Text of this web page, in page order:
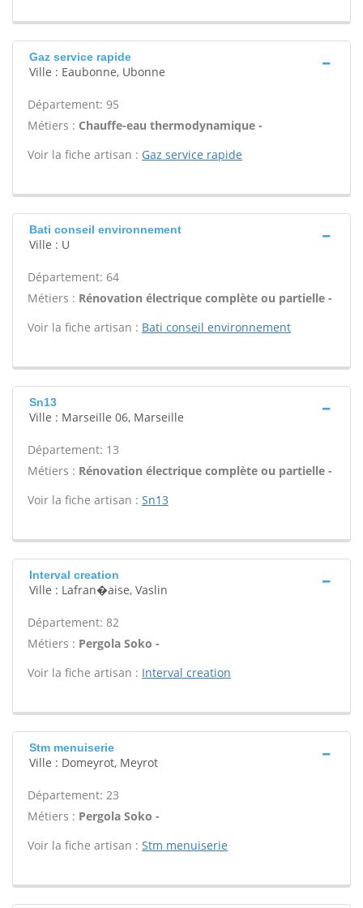
Gaz service rapide
Ville : Eaubonne, Ubonne
Département: 95
Métiers : Chauffe-eau thermodynamique -
Voir la fiche artisan : Gaz service rapide
Bati conseil environnement
Ville : U
Département: 64
Métiers : Rénovation électrique complète ou partielle -
Voir la fiche artisan : Bati conseil environnement
Sn13
Ville : Marseille 06, Marseille
Département: 13
Métiers : Rénovation électrique complète ou partielle -
Voir la fiche artisan : Sn13
Interval creation
Ville : Lafran�aise, Vaslin
Département: 82
Métiers : Pergola Soko -
Voir la fiche artisan : Interval creation
Stm menuiserie
Ville : Domeyrot, Meyrot
Département: 23
Métiers : Pergola Soko -
Voir la fiche artisan : Stm menuiserie